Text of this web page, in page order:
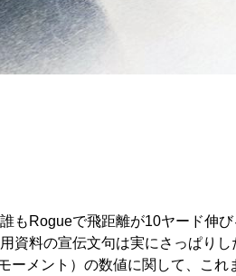
もRogueで飛距離が10ヤード伸び
資料の宣伝文句は実にさっぱりし
ーメント）の数値に関して、これ